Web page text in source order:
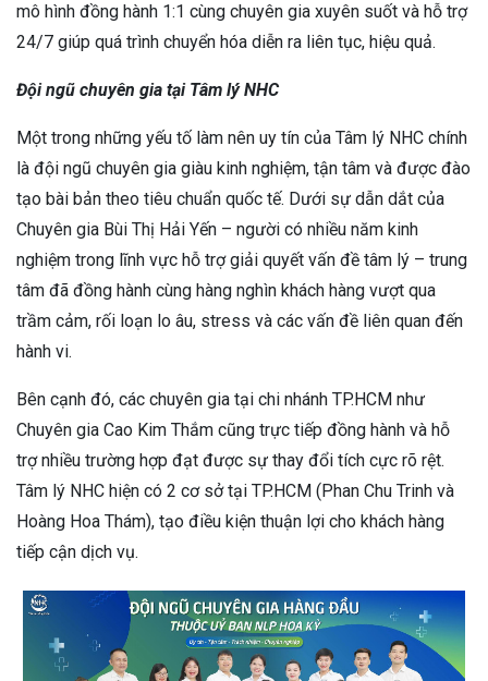
mô hình đồng hành 1:1 cùng chuyên gia xuyên suốt và hỗ trợ
24/7 giúp quá trình chuyển hóa diễn ra liên tục, hiệu quả.
Đội ngũ chuyên gia tại Tâm lý NHC
Một trong những yếu tố làm nên uy tín của Tâm lý NHC chính
là đội ngũ chuyên gia giàu kinh nghiệm, tận tâm và được đào
tạo bài bản theo tiêu chuẩn quốc tế. Dưới sự dẫn dắt của
Chuyên gia Bùi Thị Hải Yến – người có nhiều năm kinh
nghiệm trong lĩnh vực hỗ trợ giải quyết vấn đề tâm lý – trung
tâm đã đồng hành cùng hàng nghìn khách hàng vượt qua
trầm cảm, rối loạn lo âu, stress và các vấn đề liên quan đến
hành vi.
Bên cạnh đó, các chuyên gia tại chi nhánh TP.HCM như
Chuyên gia Cao Kim Thắm cũng trực tiếp đồng hành và hỗ
trợ nhiều trường hợp đạt được sự thay đổi tích cực rõ rệt.
Tâm lý NHC hiện có 2 cơ sở tại TP.HCM (Phan Chu Trinh và
Hoàng Hoa Thám), tạo điều kiện thuận lợi cho khách hàng
tiếp cận dịch vụ.